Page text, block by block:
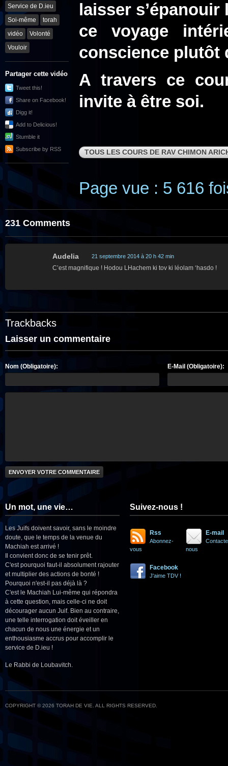
Service de D.ieu
Soi-même
torah
vidéo
Volonté
Vouloir
Partager cette vidéo
Tweet this!
Share on Facebook!
Digg it!
Add to Delicious!
Stumble it
Subscribe by RSS
laisser
ce voyage
conscience plutôt
A travers ce
invite à être soi.
TOUS LES COURS DE RAV CHIMON
Page vue : 5 616
231 Comments
Audelia 21 septembre 2014 à 20 h 42 min
C’est magnifique ! Hodou LHachem ki tov ki léolam ‘hasdo !
Trackbacks
Laisser un commentaire
Nom (Obligatoire): E-Mail (Obligatoire):
Un mot, une vie…
Les Juifs doivent savoir, sans le moindre
doute, que le temps de la venue du
Machiah est arrivé !
Il convient donc de se tenir prêt.
C'est pourquoi faut-il absolument rajouter
et multiplier des actions de bonté !
Pourquoi n'est-il pas déjà là ?
C'est le Machiah Lui-même qui répondra
à cette question, mais celle-ci ne doit
décourager aucun Juif. Bien au contraire,
une telle interrogation doit éveiller en
chacun de nous une énergie et un
enthousiasme accrus pour accomplir le
service de D.ieu !
Le Rabbi de Loubavitch.
Suivez-nous !
Rss
Abonnez-
vous
E-mail
nous
Facebook
J'aime TDV !
COPYRIGHT © 2026 TORAH DE VIE. ALL RIGHTS RESERVED.